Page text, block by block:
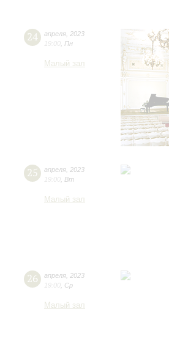
24 апреля 2023
19:00 Пн
Малый зал
25 апреля 2023
19:00 Вт
Малый зал
26 апреля 2023
19:00 Ср
Малый зал